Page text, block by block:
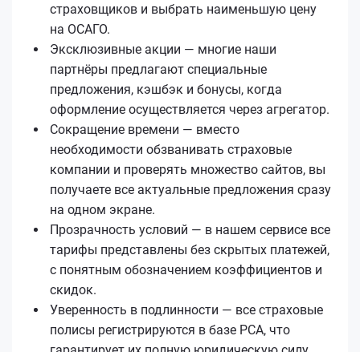
страховщиков и выбрать наименьшую цену
на ОСАГО.
Эксклюзивные акции — многие наши
партнёры предлагают специальные
предложения, кэшбэк и бонусы, когда
оформление осуществляется через агрегатор.
Сокращение времени — вместо
необходимости обзванивать страховые
компании и проверять множество сайтов, вы
получаете все актуальные предложения сразу
на одном экране.
Прозрачность условий — в нашем сервисе все
тарифы представлены без скрытых платежей,
с понятным обозначением коэффициентов и
скидок.
Уверенность в подлинности — все страховые
полисы регистрируются в базе РСА, что